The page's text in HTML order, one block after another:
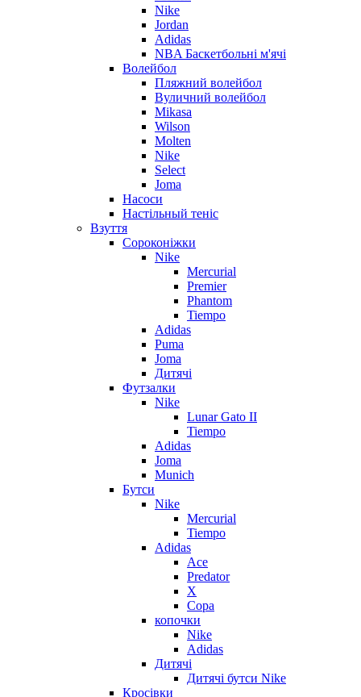
Nike
Jordan
Adidas
NBA Баскетбольні м'ячі
Волейбол
Пляжний волейбол
Вуличний волейбол
Mikasa
Wilson
Molten
Nike
Select
Joma
Насоси
Настільный теніс
Взуття
Сороконіжки
Nike
Mercurial
Premier
Phantom
Tiempo
Adidas
Puma
Joma
Дитячі
Футзалки
Nike
Lunar Gato II
Tiempo
Adidas
Joma
Munich
Бутси
Nike
Mercurial
Tiempo
Adidas
Ace
Predator
X
Copa
копочки
Nike
Adidas
Дитячі
Дитячі бутси Nike
Кросівки